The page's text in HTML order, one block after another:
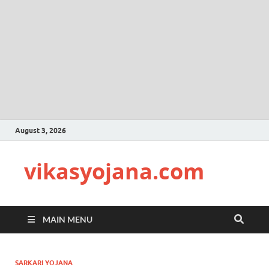
August 3, 2026
vikasyojana.com
MAIN MENU
SARKARI YOJANA